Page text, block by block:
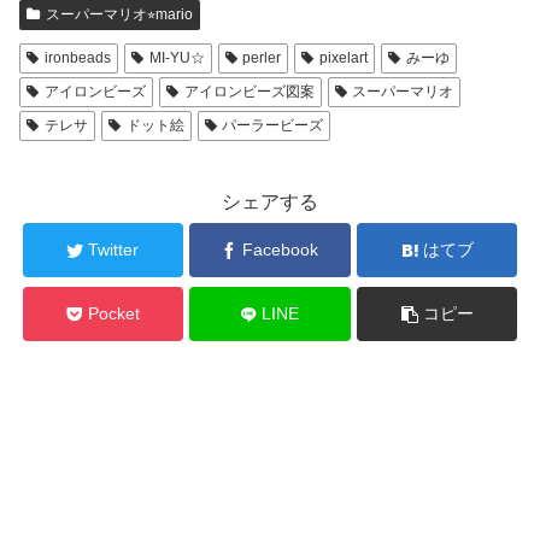
スーパーマリオ⭐︎mario
ironbeads MI-YU☆ perler pixelart
みーゆ
アイロンビーズ
アイロンビーズ図案
スーパーマリオ
テレサ
ドット絵 パーラービーズ
シェアする
Twitter Facebook はてブ
Pocket LINE コピー